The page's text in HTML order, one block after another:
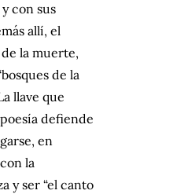
con sus
allí, el
la muerte,
de la
llave que
defiende
en
la
y ser “el canto